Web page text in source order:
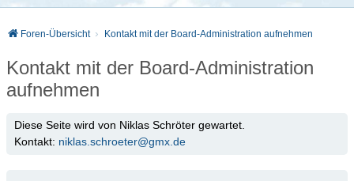
Foren-Übersicht Kontakt mit der Board-Administration aufnehmen
Kontakt mit der Board-Administration
aufnehmen
Diese Seite wird von Niklas Schröter gewartet.
Kontakt: niklas.schroeter@gmx.de